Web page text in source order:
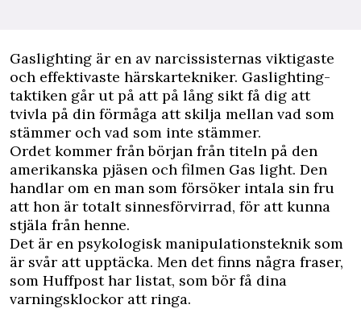
Gaslighting är en av narcissisternas viktigaste
och effektivaste härskartekniker. Gaslighting-
taktiken går ut på att på lång sikt få dig att
tvivla på din förmåga att skilja mellan vad som
stämmer och vad som inte stämmer.
Ordet kommer från början från titeln på den
amerikanska pjäsen och filmen Gas light. Den
handlar om en man som försöker intala sin fru
att hon är totalt sinnesförvirrad, för att kunna
stjäla från henne.
Det är en psykologisk manipulationsteknik som
är svår att upptäcka. Men det finns några fraser,
som Huffpost har listat, som bör få dina
varningsklockor att ringa.